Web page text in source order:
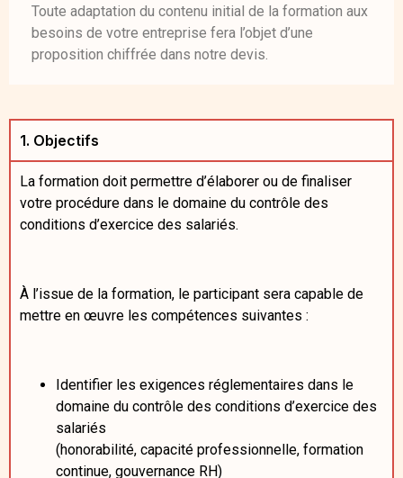
Toute adaptation du contenu initial de la formation aux
besoins de votre entreprise fera l’objet d’une
proposition chiffrée dans notre devis.
1. Objectifs
La formation doit permettre d’élaborer ou de finaliser
votre procédure dans le domaine du contrôle des
conditions d’exercice des salariés.
À l’issue de la formation, le participant sera capable de
mettre en œuvre les compétences suivantes :
Identifier les exigences réglementaires dans le
domaine du contrôle des conditions d’exercice des
salariés
(honorabilité, capacité professionnelle, formation
continue, gouvernance RH)